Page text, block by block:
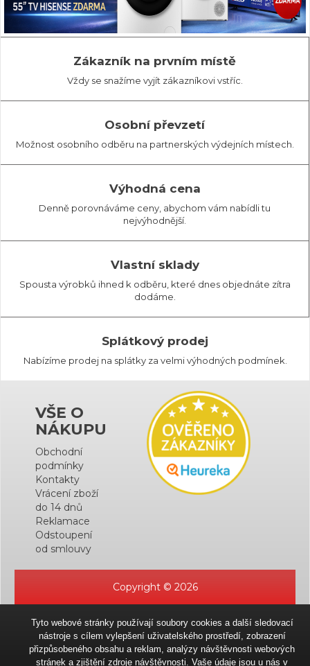
Zákazník na prvním místě
Vždy se snažíme vyjít zákazníkovi vstříc.
Osobní převzetí
Možnost osobního odběru na partnerských výdejních místech.
Výhodná cena
Denně porovnáváme ceny, abychom vám nabídli tu
nejvýhodnější.
Vlastní sklady
Spousta výrobků ihned k odběru, které dnes objednáte zítra
dodáme.
Splátkový prodej
Nabízíme prodej na splátky za velmi výhodných podmínek.
VŠE O
NÁKUPU
Obchodní
podmínky
Kontakty
Vrácení zboží
do 14 dnů
Reklamace
Odstoupení
od smlouvy
Copyright © 2026
Tyto webové stránky používají soubory cookies a další sledovací
nástroje s cílem vylepšení uživatelského prostředí, zobrazení
přizpůsobeného obsahu a reklam, analýzy návštěvnosti webových
stránek a zjištění zdroje návštěvnosti. Vaše údaje jsou u nás v